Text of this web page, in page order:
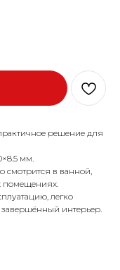
решение для
мм.
смотрится в ванной,
помещениях.
легко
завершённый интерьер.